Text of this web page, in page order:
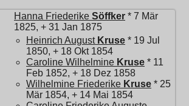
Hanna Friederike Söffker * 7 Mär
1825, + 31 Jan 1875
Heinrich August Kruse * 19 Jul
1850, + 18 Okt 1854
Caroline Wilhelmine Kruse * 11
Feb 1852, + 18 Dez 1858
Wilhelmine Friederike Kruse * 25
Mär 1854, + 14 Mai 1854